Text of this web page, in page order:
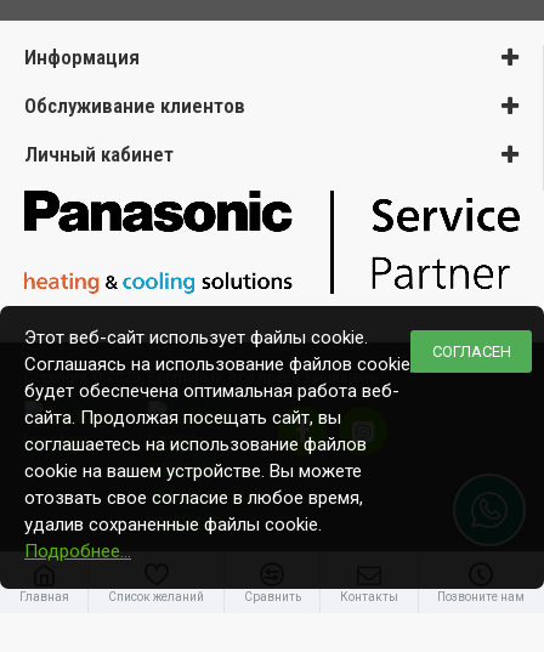
Информация
Обслуживание клиентов
Личный кабинет
Copyright © 2020, Ecomaja.lv. Все права защищены
Главная Список желаний Сравнить Контакты Позвоните нам
СОГЛАСЕН
Этот веб-сайт использует файлы cookie.
Соглашаясь на использование файлов cookie,
будет обеспечена оптимальная работа веб-
сайта. Продолжая посещать сайт, вы
соглашаетесь на использование файлов
cookie на вашем устройстве. Вы можете
отозвать свое согласие в любое время,
удалив сохраненные файлы cookie.
Подробнее…